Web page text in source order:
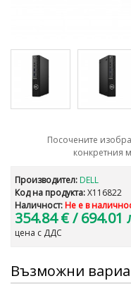
Посочените
конкретния
Производител: DELL
Код на продукта:X116822
Наличност: Не е в
354.84 €/ 694.01
цена с ДДС
Възможни